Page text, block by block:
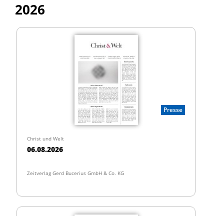
2026
Presse
Christ und Welt
06.08.2026
Zeitverlag Gerd Bucerius GmbH & Co. KG